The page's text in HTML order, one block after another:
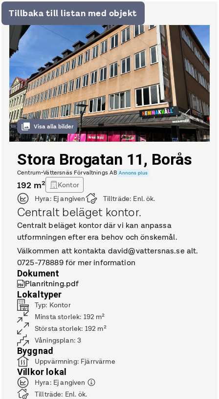
Tillbaka till listan med objekt
Visa alla bilder
Stora Brogatan 11, Borås
Centrum•Vättersnäs Förvaltnings AB Annons plus
192 m²
Kontor
Hyra: Ej angiven Tillträde: Enl. ök.
Centralt beläget kontor.
Centralt beläget kontor där vi kan anpassa
utformningen efter era behov och önskemål.
Välkommen att kontakta david@vattersnas.se alt.
0725-778889 för mer information
Dokument
Planritning.pdf
Lokaltyper
Typ: Kontor
Minsta storlek: 192 m²
Största storlek: 192 m²
Våningsplan:3
Byggnad
Uppvärmning: Fjärrvärme
Villkor lokal
Hyra: Ej angiven
Tillträde: Enl. ök.